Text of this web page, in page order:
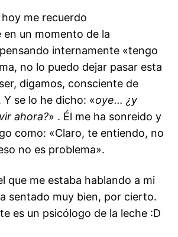
me recuerdo
un momento de la
internamente «tengo
no lo puedo dejar pasar esta
digamos, consciente de
se lo he dicho: «oye… ¿y
ahora?» . Él me ha sonreido y
como: «Claro, te entiendo, no
no es problema».
que me estaba hablando a mi
sentado muy bien, por cierto.
es un psicólogo de la leche :D